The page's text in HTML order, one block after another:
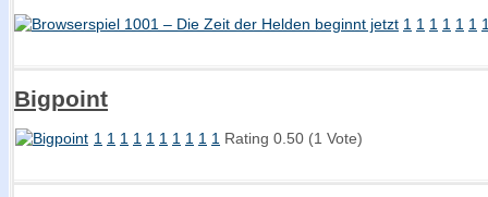
1 1 1 1 1 1
Bigpoint
1 1 1 1 1 1 1 1 1 1 Rating 0.50 (1 Vote)